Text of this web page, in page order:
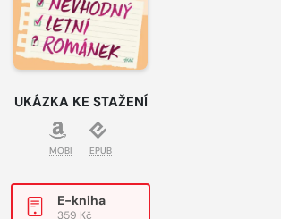
UKÁZKA KE STAŽENÍ
MOBI EPUB
E-kniha
359 Kč